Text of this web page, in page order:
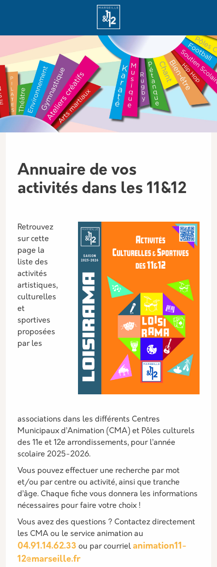
Annuaire de vos
activités dans les 11&12
Description
Retrouvez
sur cette
page la
liste des
activités
artistiques,
culturelles
et
sportives
proposées
par les
associations dans les différents Centres
Municipaux d’Animation (CMA) et Pôles culturels
des 11e et 12e arrondissements, pour l’année
scolaire 2025-2026.
Vous pouvez effectuer une recherche par mot
et/ou par centre ou activité, ainsi que tranche
d’âge. Chaque fiche vous donnera les informations
nécessaires pour faire votre choix !
Vous avez des questions ? Contactez directement
les CMA ou le service animation au
04.91.14.62.33 ou par courrielanimation11-
12@marseille.fr
Panneau de gestion des cookies